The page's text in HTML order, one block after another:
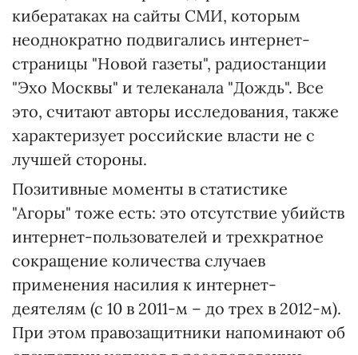
кибератаках на сайты СМИ, которым
неоднократно подвигались интернет-
страницы "Новой газеты", радиостанции
"Эхо Москвы" и телеканала "Дождь". Все
это, считают авторы исследования, также
характеризует российские власти не с
лучшей стороны.
Позитивные моменты в статистике
"Агоры" тоже есть: это отсутствие убийств
интернет-пользователей и трехкратное
сокращение количества случаев
применения насилия к интернет-
деятелям (с 10 в 2011-м – до трех в 2012-м).
При этом правозащитники напоминают об